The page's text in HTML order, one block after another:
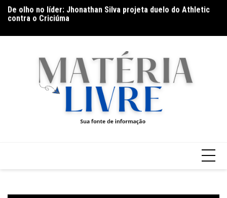
para
conteúdo
De olho no líder: Jhonathan Silva projeta duelo do Athletic
contra o Criciúma